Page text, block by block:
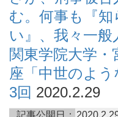
む。何事も『
い』、我々一般
関東学院大学・
座「中世のよ
3回 2020.2.29
記事公開日：